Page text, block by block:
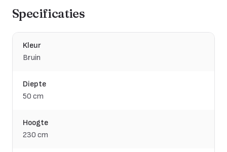
Specificaties
Kleur
Bruin
Diepte
50 cm
Hoogte
230 cm